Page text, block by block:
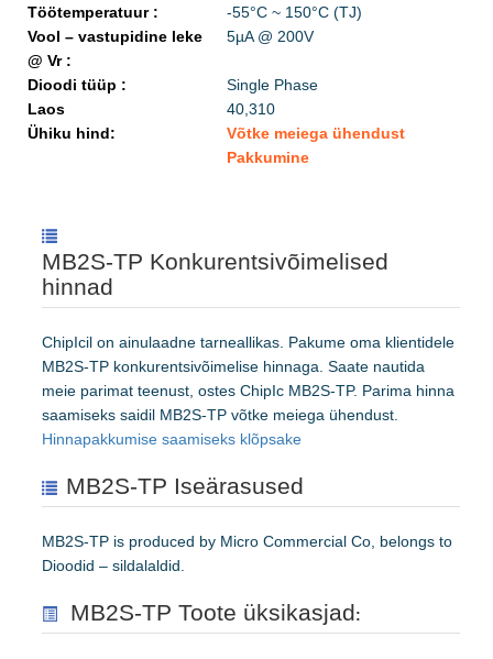
Töötemperatuur :
-55°C ~ 150°C (TJ)
Vool – vastupidine leke
@ Vr :
5µA @ 200V
Dioodi tüüp :
Single Phase
Laos
40,310
Ühiku hind:
Võtke meiega ühendust
Pakkumine
MB2S-TP Konkurentsivõimelised
hinnad
ChipIcil on ainulaadne tarneallikas. Pakume oma klientidele
MB2S-TP konkurentsivõimelise hinnaga. Saate nautida
meie parimat teenust, ostes ChipIc MB2S-TP. Parima hinna
saamiseks saidil MB2S-TP võtke meiega ühendust.
Hinnapakkumise saamiseks klõpsake
MB2S-TP Iseärasused
MB2S-TP is produced by Micro Commercial Co, belongs to
Dioodid – sildalaldid.
MB2S-TP Toote üksikasjad: